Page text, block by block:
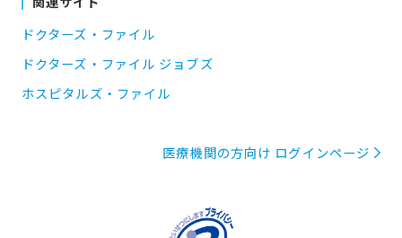
ドクターズ・ファイル
ドクターズ・ファイル ジョブズ
ホスピタルズ・ファイル
医療機関の方向け ログインページ